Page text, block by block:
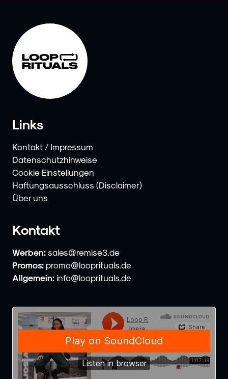
Links
Kontakt / Impressum
Datenschutzhinweise
Cookie Einstellungen
Haftungsausschluss (Disclaimer)
Über uns
Kontakt
Werben: sales@remise3.de
Promos: promo@looprituals.de
Allgemein: info@looprituals.de